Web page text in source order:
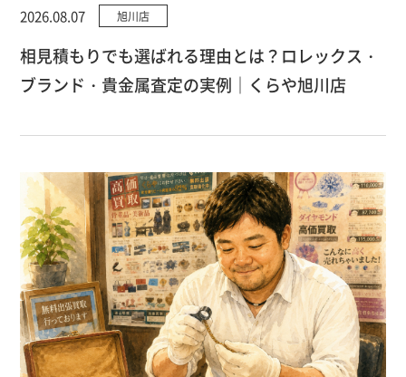
2026.08.07 旭川店
相見積もりでも選ばれる理由とは？ロレックス・
ブランド・貴金属査定の実例｜くらや旭川店